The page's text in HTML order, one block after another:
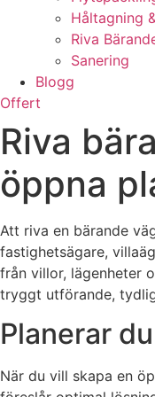
Håltagning
Riva
Sanering
Blogg
Offert
Riva
öppna
Att riva en bärande
fastighetsägare,
från villor, lägenheter
tryggt utförande,
Planerar
När du vill skapa en